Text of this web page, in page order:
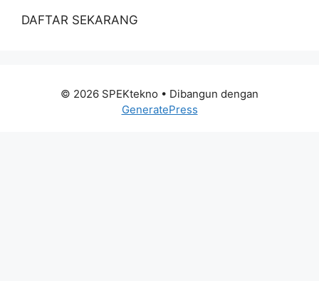
DAFTAR SEKARANG
© 2026 SPEKtekno • Dibangun dengan
GeneratePress